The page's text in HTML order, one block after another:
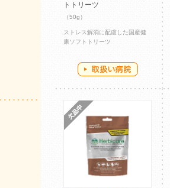
トトリーツ
（50g）
ストレス解消に配慮した国産健
康ソフトトリーツ